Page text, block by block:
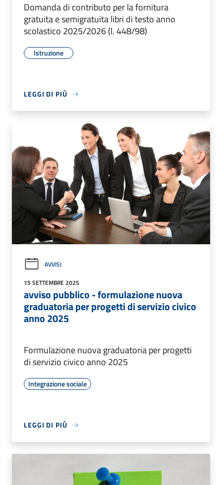
Domanda di contributo per la fornitura
gratuita e semigratuita libri di testo anno
scolastico 2025/2026 (l. 448/98)
Istruzione
LEGGI DI PIÙ
AVVISI
15 SETTEMBRE 2025
avviso pubblico - formulazione nuova
graduatoria per progetti di servizio civico
anno 2025
Formulazione nuova graduatoria per progetti
di servizio civico anno 2025
Integrazione sociale
LEGGI DI PIÙ